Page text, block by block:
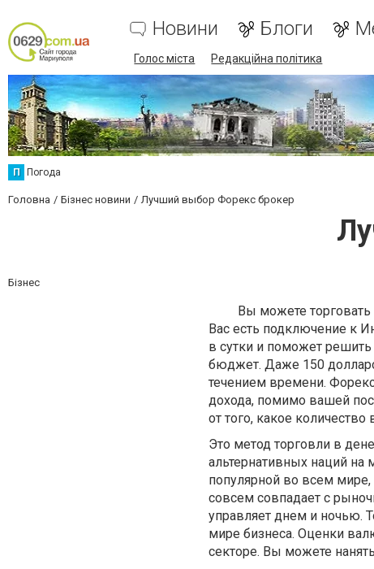
Новини Блоги
Голос міста Редакційна політика
П Погода
Головна Бізнес новини Лучший выбор Форекс брокер
Бізнес
Вы можете торговать
Вас есть подключение к
в сутки и поможет
бюджет. Даже 150
течением времени.
дохода, помимо вашей
от того, какое
Это метод торговли в
альтернативных наций
популярной во всем мире,
совсем совпадает с
управляет днем и ночью.
мире бизнеса. Оценки
секторе. Вы можете